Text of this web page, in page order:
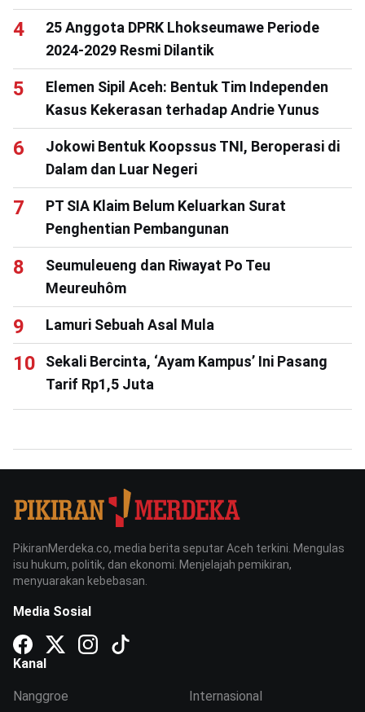
25 Anggota DPRK Lhokseumawe Periode
2024-2029 Resmi Dilantik
Elemen Sipil Aceh: Bentuk Tim Independen
Kasus Kekerasan terhadap Andrie Yunus
Jokowi Bentuk Koopssus TNI, Beroperasi di
Dalam dan Luar Negeri
PT SIA Klaim Belum Keluarkan Surat
Penghentian Pembangunan
Seumuleueng dan Riwayat Po Teu
Meureuhôm
Lamuri Sebuah Asal Mula
Sekali Bercinta, ‘Ayam Kampus’ Ini Pasang
Tarif Rp1,5 Juta
PikiranMerdeka.co, media berita seputar Aceh terkini. Mengulas
isu hukum, politik, dan ekonomi. Menjelajah pemikiran,
menyuarakan kebebasan.
Media Sosial
Kanal
Nanggroe Internasional